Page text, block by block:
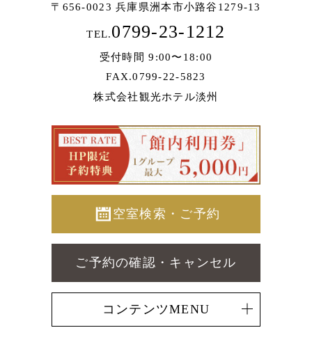
〒656-0023 兵庫県洲本市小路谷1279-13
TEL.0799-23-1212
受付時間 9:00〜18:00
FAX.0799-22-5823
株式会社観光ホテル淡州
空室検索・ご予約
ご予約の確認・キャンセル
コンテンツMENU